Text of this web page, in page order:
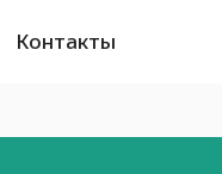
Контакты